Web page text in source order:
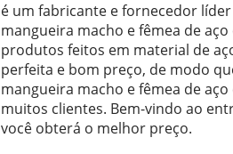
é um fabricante e fornecedor
mangueira macho e fêmea de
produtos feitos em material de
perfeita e bom preço, de modo
mangueira macho e fêmea de
muitos clientes. Bem-vindo ao
você obterá o melhor preço.